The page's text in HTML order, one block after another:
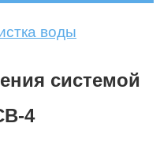
воды
системой
4